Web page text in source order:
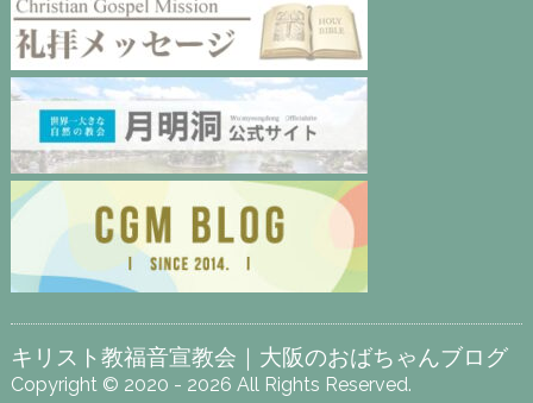
キリスト教福音宣教会｜大阪のおばちゃんブログ
Copyright © 2020 - 2026 All Rights Reserved.